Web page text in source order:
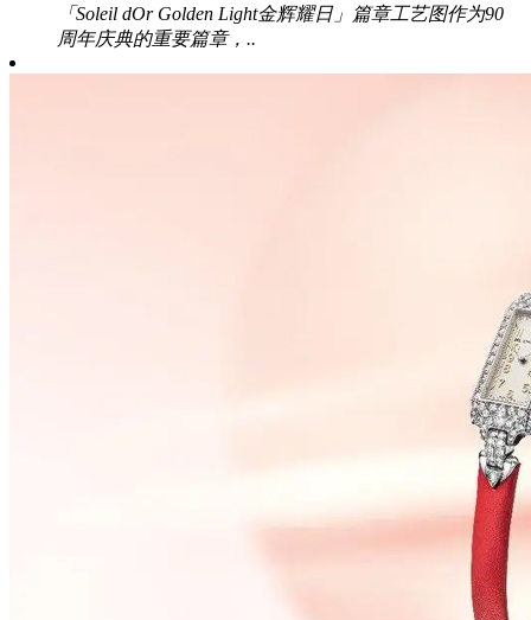
「Soleil dOr Golden Light金辉耀日」篇章工艺图作为90
周年庆典的重要篇章，..